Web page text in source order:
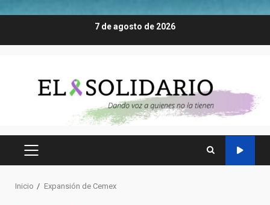
7 de agosto de 2026
MENÚ
Inicio Expansión de Cemex